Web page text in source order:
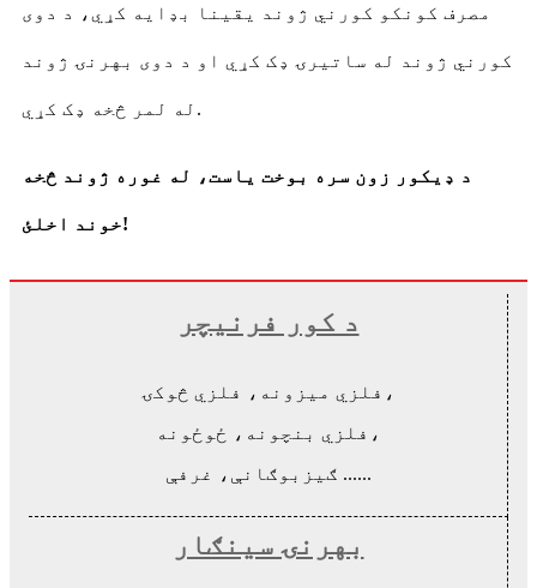
مصرف کونکو کورني ژوند یقینا بډایه کړي، د دوی
کورني ژوند له ساتیرۍ ډک کړي او د دوی بهرنۍ ژوند
له لمر څخه ډک کړي.
د ډیکور زون سره بوخت یاست، له غوره ژوند څخه
خوند اخلئ!
د کور فرنیچر
فلزي میزونه، فلزي څوکۍ،
فلزي بنچونه، ځوځونه،
ګیزبوګانې، غرفې ......
بهرنۍ سينګار